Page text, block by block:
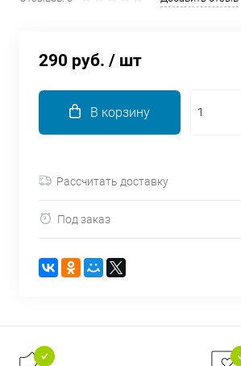
290 руб. / шт
В корзину
Рассчитать доставку
Под заказ
Подробнее
об оплате Плайтом
недели
8 800 302-02-51